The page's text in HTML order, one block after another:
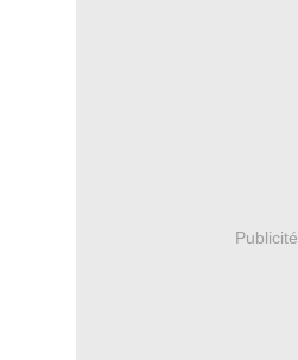
Publicité